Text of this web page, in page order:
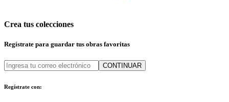
Crea tus colecciones
Regístrate para guardar tus obras favoritas
CONTINUAR
Regístrate con: